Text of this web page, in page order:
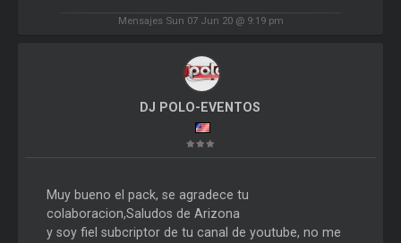
Mensajes Sun 07 Jun 20 @ 9:19 pm
DJ POLO-EVENTOS
Muy bueno el pack, se agradece tu
colaboracion,Saludos de Arizona
y soy fiel subcriptor de tu canal de youtube, no me